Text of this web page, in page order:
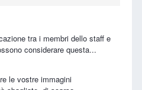
tra i membri dello staff e
considerare questa...
le vostre immagini